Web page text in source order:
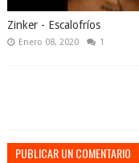
Zinker - Escalofríos
Enero 08, 2020 1
PUBLICAR UN COMENTARIO